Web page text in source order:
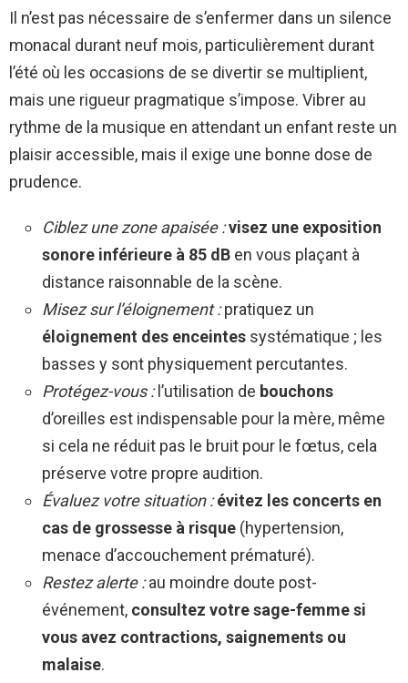
Il n’est pas nécessaire de s’enfermer dans un silence
monacal durant neuf mois, particulièrement durant
l’été où les occasions de se divertir se multiplient,
mais une rigueur pragmatique s’impose. Vibrer au
rythme de la musique en attendant un enfant reste un
plaisir accessible, mais il exige une bonne dose de
prudence.
Ciblez une zone apaisée :visez une exposition
sonore inférieure à 85 dB en vous plaçant à
distance raisonnable de la scène.
Misez sur l’éloignement :pratiquez un
éloignement des enceintes systématique ; les
basses y sont physiquement percutantes.
Protégez-vous :l’utilisation de bouchons
d’oreilles est indispensable pour la mère, même
si cela ne réduit pas le bruit pour le fœtus, cela
préserve votre propre audition.
Évaluez votre situation : évitez les concerts en
cas de grossesse à risque (hypertension,
menace d’accouchement prématuré).
Restez alerte :au moindre doute post-
événement, consultez votre sage-femme si
vous avez contractions, saignements ou
malaise.